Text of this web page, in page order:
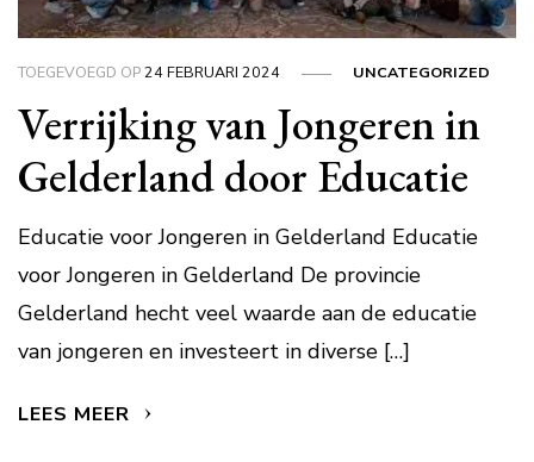
TOEGEVOEGD OP24 FEBRUARI 2024 UNCATEGORIZED
Verrijking van Jongeren in
Gelderland door Educatie
Educatie voor Jongeren in Gelderland Educatie
voor Jongeren in Gelderland De provincie
Gelderland hecht veel waarde aan de educatie
van jongeren en investeert in diverse […]
LEES MEER